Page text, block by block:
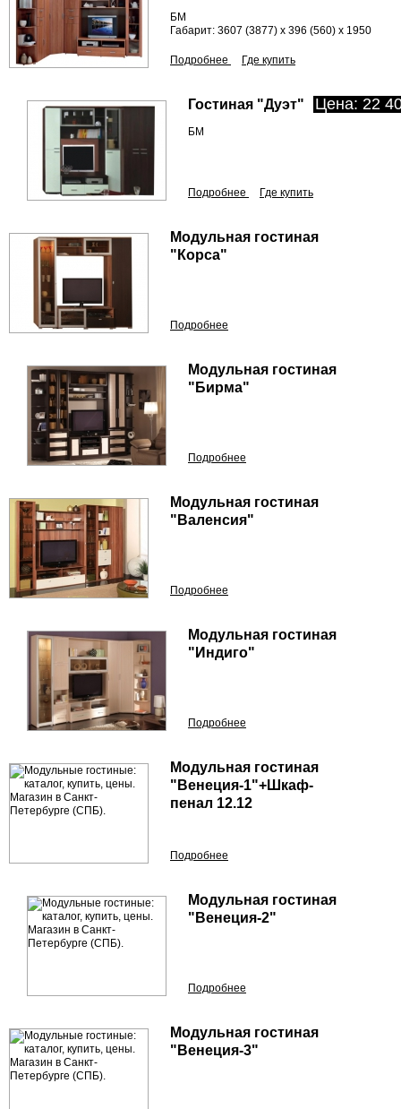
БМ
Габарит: 3607 (3877) х 396 (560) х 1950
Подробнее Где купить
Цена: 22
Гостиная "Дуэт"
БМ
Подробнее Где купить
Модульная гостиная
"Корса"
Подробнее
Модульная гостиная
"Бирма"
Подробнее
Модульная гостиная
"Валенсия"
Подробнее
Модульная гостиная
"Индиго"
Подробнее
Модульная гостиная
"Венеция-1"+Шкаф-
пенал 12.12
Подробнее
Модульная гостиная
"Венеция-2"
Подробнее
Модульная гостиная
"Венеция-3"